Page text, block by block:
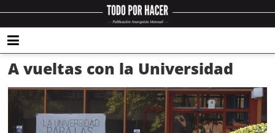
A vueltas con la Universidad